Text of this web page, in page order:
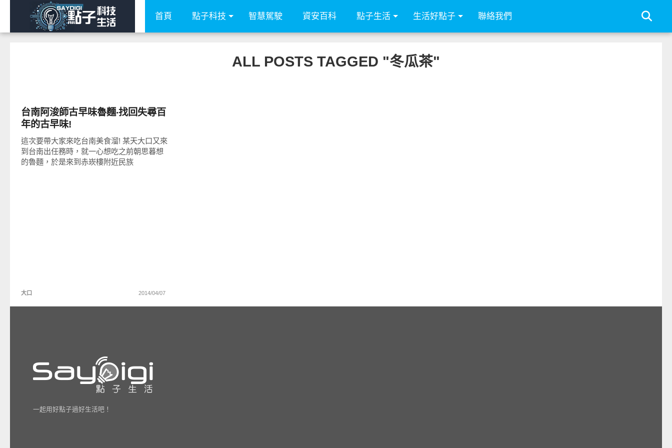
首頁 點子科技 智慧駕駛 資安百科 點子生活 生活好點子 聯絡我們
ALL POSTS TAGGED "冬瓜茶"
台南阿浚師古早味魯麵‧找回失尋百
年的古早味!
這次要帶大家來吃台南美食溜! 某天大口又來
到台南出任務時，就一心想吃之前朝思暮想
的魯麵，於是來到赤崁樓附近民族
大口 2014/04/07
一起用好點子過好生活吧！